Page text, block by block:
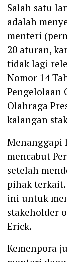
Salah satu
adalah
menteri
20 aturan,
tidak lagi
Nomor 14
Pengelolaan
Olahraga
kalangan
Menanggapi
mencabut
setelah
pihak terkait.
ini untuk
stakeholder
Erick.
Kemenpora